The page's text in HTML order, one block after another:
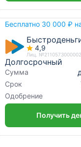
Бесплатно 30 000 ₽
4,9
Лиц. №2110573000002
Долгосрочный
Сумма
Срок
Одобрение
Получить